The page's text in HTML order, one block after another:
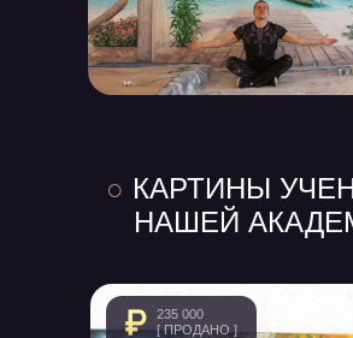
○ КАРТИНЫ
НАШЕЙ
235 000
[ ПРОДАНО ]